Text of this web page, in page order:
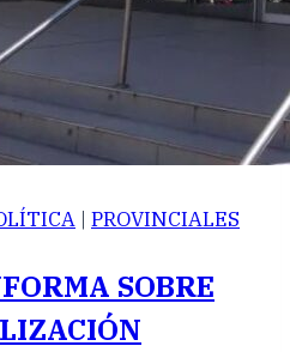
| PROVINCIALES
SOBRE